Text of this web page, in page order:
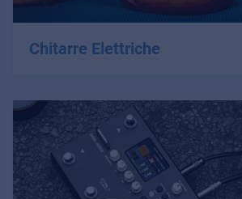
Chitarre Elettriche